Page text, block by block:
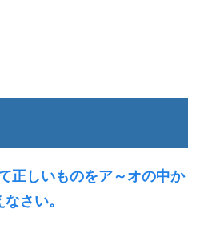
正しいものをア～オの中か
さい。